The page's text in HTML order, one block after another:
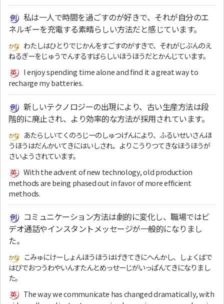
私は一人で時間を過ごすのが好きで、それが自分のエ
ネルギーを充電する素晴らしい方法だと感じています。
わたしはひとりでじかんをすごすのがすきで、それがじぶんのえ
ねるぎーをじゅうでんするすばらしいほうほうだとかんじています。
I enjoy spending time alone and find it a great way to
recharge my batteries.
新しいテクノロジーの出現により、古い生産方法は段
階的に廃止され、より効率的な方法が採用されています。
あたらしいてくのろじーのしゅつげんにより、ふるいせいさんほ
うほうはだんかいてきにはいしされ、よりこうりつてきなほうほうが
さいようされています。
With the advent of new technology, old production
methods are being phased out in favor of more efficient
methods.
コミュニケーション方法は劇的に変化し、職場ではビ
デオ通話やインスタントメッセージが一般的になりまし
た。
こみゅにけーしょんほうほうはげきてきにへんかし、しょくばで
はびでおつうわやいんすたんとめっせーじがいっぱんてきになりまし
た。
The way we communicate has changed dramatically, with